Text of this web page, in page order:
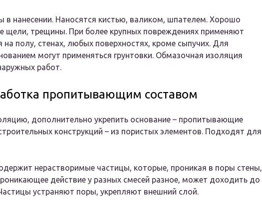
в нанесении. Наносятся кистью, валиком, шпателем. Хорошо
щели, трещины. При более крупных повреждениях применяют
на полу, стенах, любых поверхностях, кроме сыпучих. Для
могут применяться грунтовки. Обмазочная изоляция
работ.
пропитывающим составом
дополнительно укрепить основание – пропитывающие
конструкций – из пористых элементов. Подходят для
нерастворимые частицы, которые, проникая в поры стены,
действие у разных смесей разное, может доходить до
устраняют поры, укрепляют внешний слой.